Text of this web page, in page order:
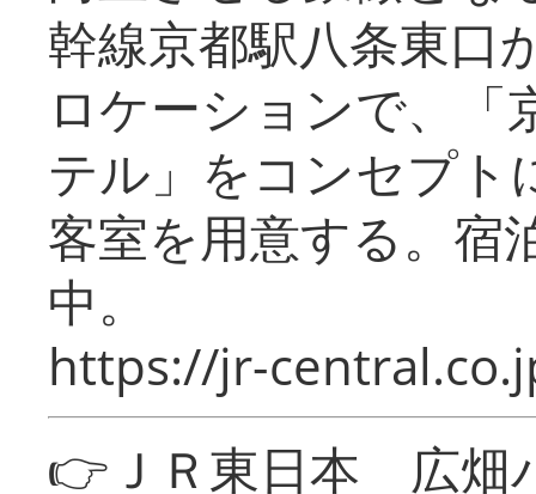
幹線京都駅八条東口
ロケーションで、「
テル」をコンセプト
客室を用意する。宿
中。
https://jr-
👉ＪＲ東日本 広畑